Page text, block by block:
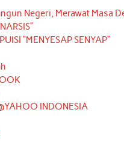
Negeri, Merawat Masa
“MENYESAP SENYAP”
INDONESIA